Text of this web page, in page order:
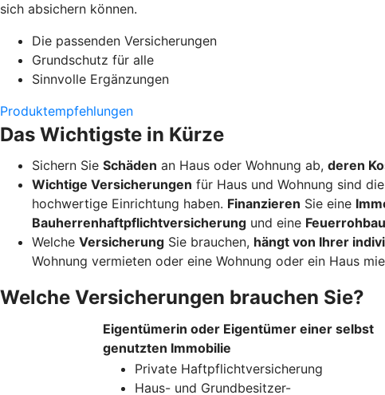
sich absichern können.
Die passenden Versicherungen
Grundschutz für alle
Sinnvolle Ergänzungen
Produktempfehlungen
Das Wichtigste in Kürze
Sichern Sie Schäden an Haus oder Wohnung ab, deren
Wichtige Versicherungen für Haus und Wohnung sind die
hochwertige Einrichtung haben. Finanzieren Sie eine
Bauherrenhaftpflichtversicherung und eine
Welche Versicherung Sie brauchen, hängt von Ihrer
Wohnung vermieten oder eine Wohnung oder ein Haus
Welche Versicherungen brauchen Sie?
Eigentümerin oder Eigentümer einer selbst
genutzten Immobilie
Private Haftpflichtversicherung
Haus- und Grundbesitzer-